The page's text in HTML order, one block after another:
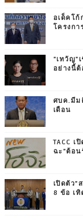
อเด็คโก้
โครงกา
"เทวัญ"
อย่างนี้
ศบค.มีม
เดือน
TACC
ฉะ"ต้อน
เปิดตัว"
8 ข้อ เ